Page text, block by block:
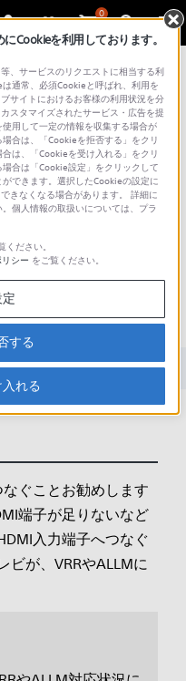
0
わせ
05/29
ュレート）
自動低遅延モ
応とありま
接続するの
ビのどちら
対象製品カテゴリー・製品
ぐことお勧めします
端子が足りないなど
入力端子へつなぐ
ビが、VRRやALLMに
Cookieを利用しております。
、サービスのリクエストに相当する利
通常、必須Cookieと呼ばれ、利用を
サイトにおけるお客様の利用状況を分
スタマイズされたサービス・広告を提
用して一定の情報を収集する場合が
合は、「Cookieを拒否する」をクリ
は、「Cookieを受け入れる」をクリ
合は「Cookie設定」をクリックして
できます。選択したCookieの設定に
きなくなる場合があります。 詳細に
個人情報の取扱いについては、プラ
ください。
シー をご覧ください。
する
れる